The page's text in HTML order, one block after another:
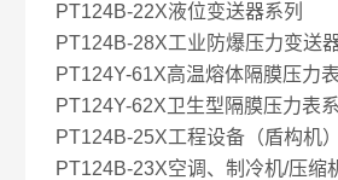
PT124B-22X液位变送器系列
PT124B-28X工业防爆压力变送
PT124Y-61X高温熔体隔膜压力
PT124Y-62X卫生型隔膜压力表
PT124B-25X工程设备（盾构机
PT124B-23X空调、制冷机/压缩